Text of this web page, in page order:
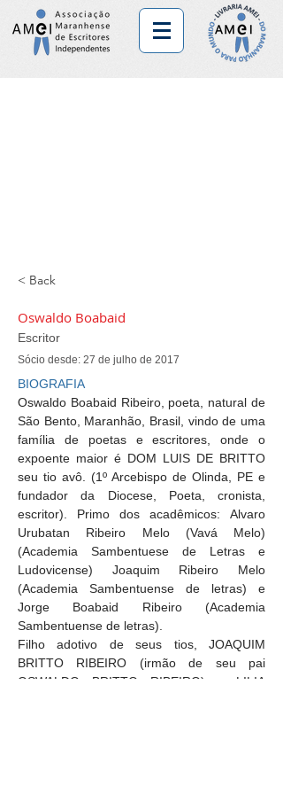
< Back
Oswaldo Boabaid
Escritor
Sócio desde: 27 de julho de 2017
BIOGRAFIA
Oswaldo Boabaid Ribeiro, poeta, natural de
São Bento, Maranhão, Brasil, vindo de uma
família de poetas e escritores, onde o
expoente maior é DOM LUIS DE BRITTO
seu tio avô. (1º Arcebispo de Olinda, PE e
fundador da Diocese, Poeta, cronista,
escritor). Primo dos acadêmicos: Alvaro
Urubatan Ribeiro Melo (Vavá Melo)
(Academia Sambentuese de Letras e
Ludovicense) Joaquim Ribeiro Melo
(Academia Sambentuense de letras) e
Jorge Boabaid Ribeiro (Academia
Sambentuense de letras).
Filho adotivo de seus tios, JOAQUIM
BRITTO RIBEIRO (irmão de seu pai
OSWALDO BRITTO RIBEIRO) e LILIA